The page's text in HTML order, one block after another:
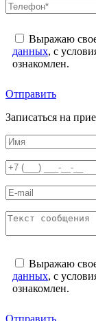
Выражаю свое
данных, с
ознакомлен.
Отправить
Записаться на
Выражаю свое
данных, с
ознакомлен.
Отправить